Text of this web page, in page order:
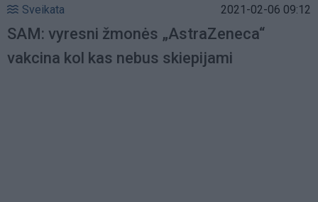
Sveikata 2021-02-06 09:12
SAM: vyresni žmonės „AstraZeneca“
vakcina kol kas nebus skiepijami